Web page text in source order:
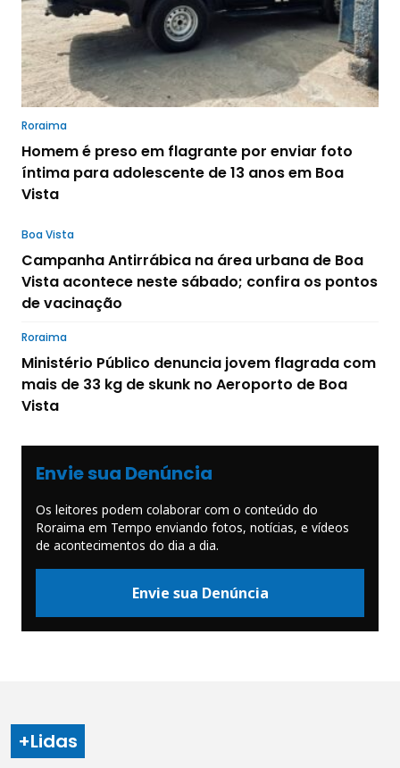
Roraima
Homem é preso em flagrante por enviar foto
íntima para adolescente de 13 anos em Boa
Vista
Boa Vista
Campanha Antirrábica na área urbana de Boa
Vista acontece neste sábado; confira os pontos
de vacinação
Roraima
Ministério Público denuncia jovem flagrada com
mais de 33 kg de skunk no Aeroporto de Boa
Vista
Envie sua Denúncia
Os leitores podem colaborar com o conteúdo do
Roraima em Tempo enviando fotos, notícias, e vídeos
de acontecimentos do dia a dia.
Envie sua Denúncia
+Lidas